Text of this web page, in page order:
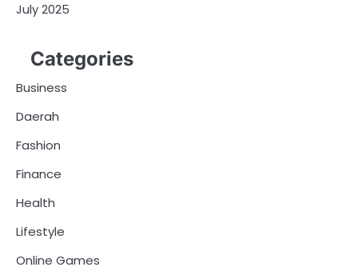
July 2025
Categories
Business
Daerah
Fashion
Finance
Health
Lifestyle
Online Games